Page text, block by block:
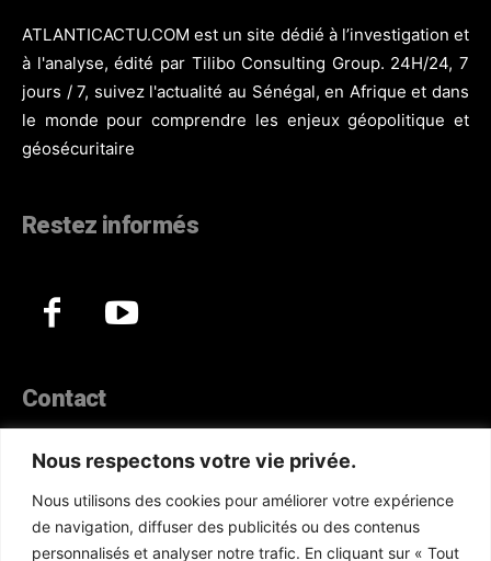
Nous respectons votre vie privée.
Nous utilisons des cookies pour améliorer votre expérience
de navigation, diffuser des publicités ou des contenus
personnalisés et analyser notre trafic. En cliquant sur « Tout
ATLANTICACTU.COM est un site dédié à l’investigation et
à l'analyse, édité par Tilibo Consulting Group. 24H/24, 7
jours / 7, suivez l'actualité au Sénégal, en Afrique et dans
le monde pour comprendre les enjeux géopolitique et
géosécuritaire
Restez informés
Contact
Téléphone :(+221) 70 330 86 87‬
WhatsApp : (+33) 6 52 17 85 46
E-mail : redaction@atlanticactu.com